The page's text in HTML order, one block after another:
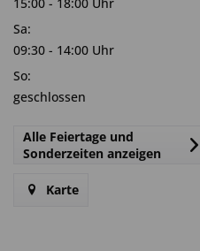
Sa:
09:30 - 14:00 Uhr
So:
geschlossen
Alle Feiertage und
Sonderzeiten anzeigen
Karte